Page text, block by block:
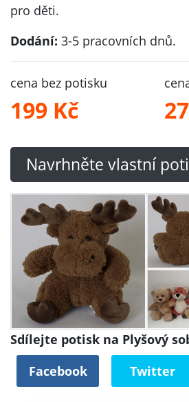
pro děti.
Dodání: 3-5 pracovních dnů.
cena bez potisku
199 Kč
Navrhněte vlastní
Sdílejte potisk na Plyšový
Facebook
Twitter